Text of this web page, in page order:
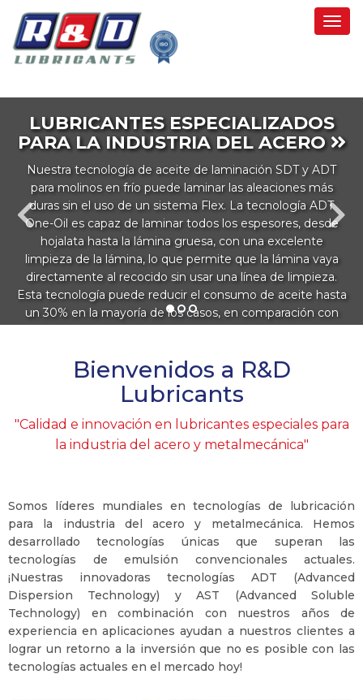
LUBRICANTES ESPECIALIZADOS
PARA LA INDUSTRIA DEL ACERO
Nuestra tecnología de aceite de laminación SDT y ADT
para molinos en frío puede laminar las aleaciones más
duras sin el uso de un sistema Flex. La tecnología ADT
One-Oil es capaz de laminar todos los espesores, desde
hojalata hasta la lámina gruesa, con una excelente
limpieza de la lámina, lo que permite que la lámina vaya
directamente al recocido sin usar una línea de limpieza.
Esta tecnología puede reducir el consumo de aceite hasta
un 30% en la mayoría de los casos, en comparación con
más información
1 2 3
Bienvenidos a R&D
Lubricants
"Calidad e innovación en lubricantes especiales para
la industria del acero y metalmecánica"
Somos líderes mundiales en tecnologías de lubricación
para la industria del acero y metalmecánica. Hemos
desarrollado tecnologías únicas que superan las
tecnologías de emulsión convencionales actuales.
¡Nuestras innovadoras tecnologías ADT (Advanced
Dispersion Technology) y AST (Advanced Soluble
Technology) en combinación con nuestros años de
experiencia en aplicaciones ayudan a nuestros clientes a
lograr un retorno a la inversión que no es posible con las
tecnologías actuales en el mercado hoy!